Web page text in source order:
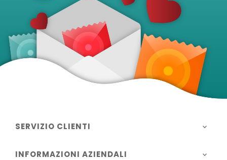
SERVIZIO CLIENTI 
INFORMAZIONI AZIENDALI 